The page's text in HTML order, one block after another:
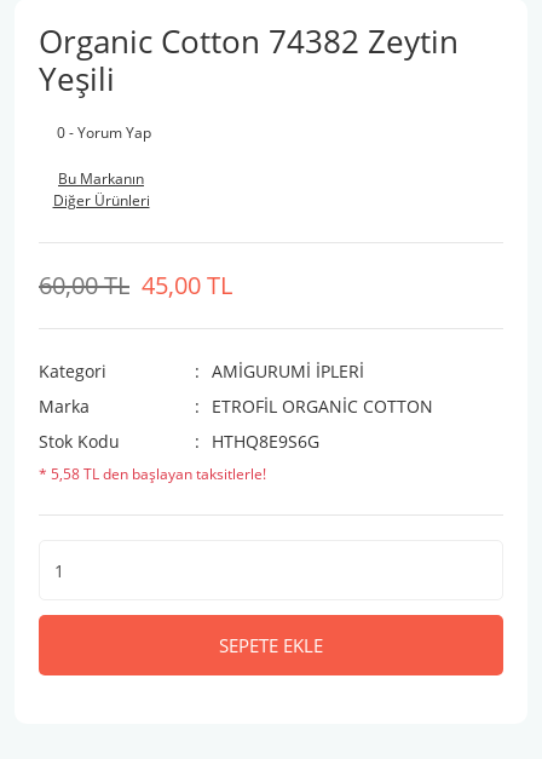
Organic Cotton 74382 Zeytin
Yeşili
0 - Yorum Yap
Bu Markanın
Diğer Ürünleri
45,00 TL
60,00 TL
Kategori
AMİGURUMİ İPLERİ
Marka
ETROFİL ORGANİC COTTON
Stok Kodu
HTHQ8E9S6G
* 5,58 TL den başlayan taksitlerle!
SEPETE EKLE